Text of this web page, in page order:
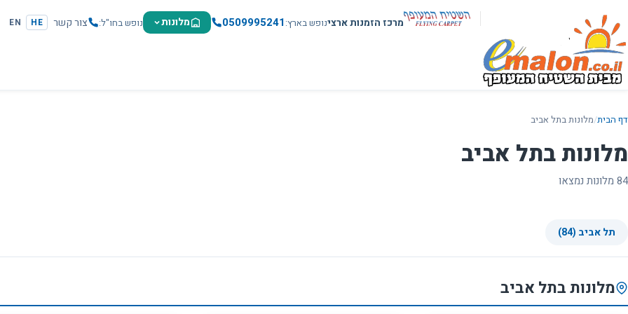
מרכז הזמנות ארצינופש בארץ 0509995241 מלונות נופש בחו"ל צור קשר HE
EN
דף הבית/מלונות בתל אביב
מלונות בתל אביב
84 מלונות נמצאו
תל אביב (84)
מלונות בתל אביב